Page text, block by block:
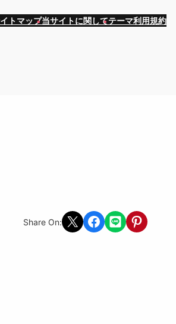
トマップ当サイトに関してテーマ利用規約
Share On: Share on X Share on Facebook
Share on LINEShare on